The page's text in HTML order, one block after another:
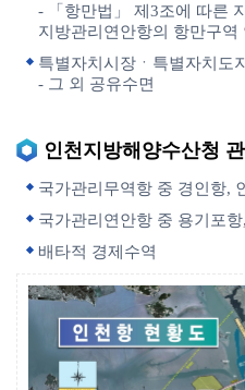
- 「항만법」 제3조에 따른
지방관리연안항의 항만구역
특별자치시장ㆍ특별자치도
- 그 외 공유수면
인천지방해양수산청
국가관리무역항 중 경인항,
국가관리연안항 중 용기포
배타적 경제수역